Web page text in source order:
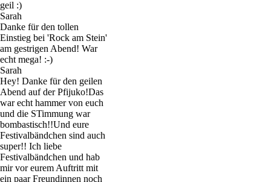
geil :)
Sarah
Danke für den tollen
Einstieg bei 'Rock am Stein'
am gestrigen Abend! War
echt mega! :-)
Sarah
Hey! Danke für den geilen
Abend auf der Pfijuko!Das
war echt hammer von euch
und die STimmung war
bombastisch!!Und eure
Festivalbändchen sind auch
super!! Ich liebe
Festivalbändchen und hab
mir vor eurem Auftritt mit
ein paar Freundinnen noch